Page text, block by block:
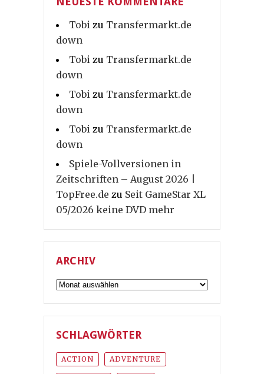
Tobi zu Transfermarkt.de
down
Tobi zu Transfermarkt.de
down
Tobi zu Transfermarkt.de
down
Tobi zu Transfermarkt.de
down
Spiele-Vollversionen in
Zeitschriften – August 2026 |
TopFree.de zu Seit GameStar XL
05/2026 keine DVD mehr
ARCHIV
Archiv
SCHLAGWÖRTER
ACTION ADVENTURE